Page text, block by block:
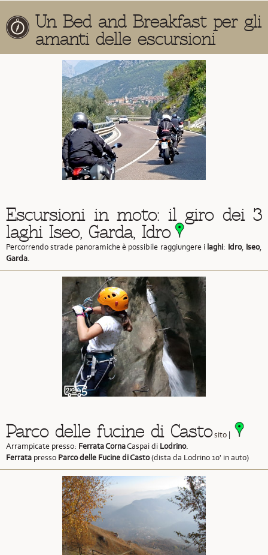
Un Bed and Breakfast per gli
amanti delle escursioni
Escursioni in moto: il giro dei 3
laghi Iseo, Garda, Idro
Percorrendo strade panoramiche è possibile raggiungere i laghi: Idro, Iseo,
Garda.
Parco delle fucine di Castosito |
Arrampicate presso: Ferrata CornaCaspai di Lodrino.
Ferrata presso Parco delle Fucine di Casto(dista da Lodrino 10' in auto)